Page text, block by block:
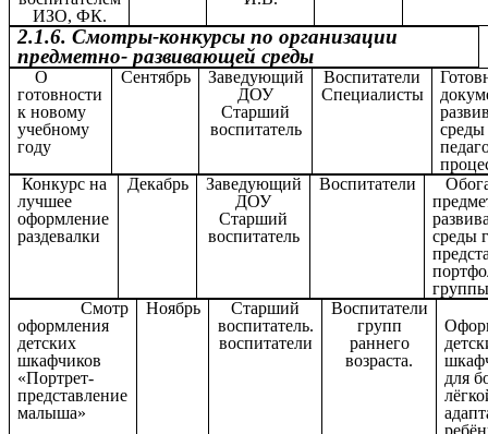
ИЗО, ФК.
2.1.6. Смотры-конкурсы по организации
предметно- развивающей среды
О
готовности
к новому
учебному
году
Сентябрь
Заведующий
ДОУ
Старший
воспитатель
Воспитатели
Специалисты
среды
Конкурс на
лучшее
оформление
раздевалки
Декабрь
Заведующий
ДОУ
Старший
воспитатель
Воспитатели
среды
Смотр
оформления
детских
шкафчиков
«Портрет-
представление
малыша»
Ноябрь
Старший
воспитатель.
воспитатели
Воспитатели
групп
раннего
возраста.
для